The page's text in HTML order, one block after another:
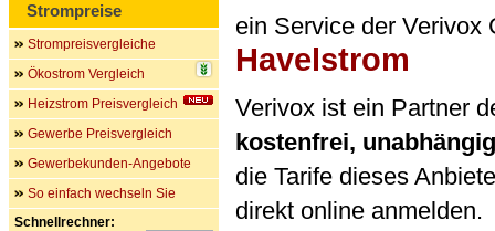
ein Service der Verivox
Havelstrom
Verivox ist ein Partner
kostenfrei,
die Tarife dieses
direkt online anmelden.
Strompreise
Strompreisvergleiche
Ökostrom Vergleich
Heizstrom Preisvergleich
Gewerbe Preisvergleich
Gewerbekunden-Angebote
So einfach wechseln Sie
Schnellrechner: